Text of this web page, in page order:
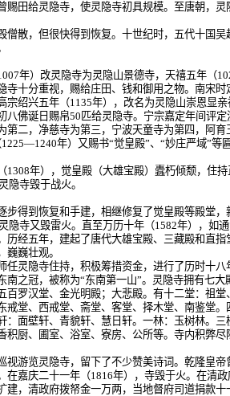
赐田给灵隐寺，使灵隐寺初具规模。至唐朝，灵
僧散，但很快得到恢复。十世纪时，五代十国
年）改灵隐寺为灵隐山景德寺，天禧五年（
寺十分重视，赐给庄田、钱和御用之物。南宋
宗绍兴五年（1135年），改名为灵隐山崇恩显
八佛诞日赐帛50 匹给灵隐寺。宁宗嘉定年间评
第二，净慈寺为第三，宁波天童寺为第四，阿
1225—1240年）又赐书“觉皇殿”、“妙庄严域”等
1308年），觉皇殿（大雄宝殿）蠹朽倾颓，住
隐寺毁于战火。
步得到恢复和手建，相继修复了觉皇殿等殿堂
隐寺又毁雷火。直至万历十年（1582年），如
历经五年，建起了唐代大雄宝殿、三藏殿和直
巍巍壮观。
任灵隐寺住持，积极筹措资金，进行了历时十
南之冠，被称为“东南第一山”。灵隐寺拥有七
百罗汉堂、金光明殿；大悲殿。有十二堂：祖
戒堂、西戒堂、斋堂、客堂、择木堂、南鉴堂
：面壁轩、青貌轩、慧日轩。一林：玉树林。
积厨、圃室、浴室、寮房、公所等。寺内积弊尽
视游览灵隐寺，留下了不少赞美诗词。乾隆皇
在嘉庆二十一年（1816年），寺毁于火。在清
建，清政府拨帑金一万两，当地督府司道捐款